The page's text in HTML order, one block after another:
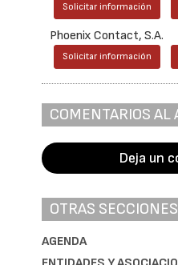
Solicitar información
Phoenix Contact, S.A.
Solicitar información
COMENTARIOS
Deja un
OTRAS SECCIONES
AGENDA